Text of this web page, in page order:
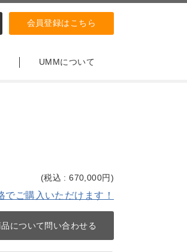
会員登録はこちら
UMMについて
(税込 : 670,000円)
ご購入いただけます！
品について問い合わせる